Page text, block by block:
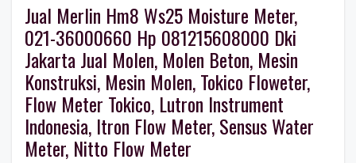
Jual Merlin Hm8 Ws25 Moisture Meter,
021-36000660 Hp 081215608000 Dki
Jakarta Jual Molen, Molen Beton, Mesin
Konstruksi, Mesin Molen, Tokico Floweter,
Flow Meter Tokico, Lutron Instrument
Indonesia, Itron Flow Meter, Sensus Water
Meter, Nitto Flow Meter